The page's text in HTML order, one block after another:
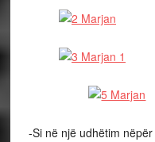
-Si në një udhëtim